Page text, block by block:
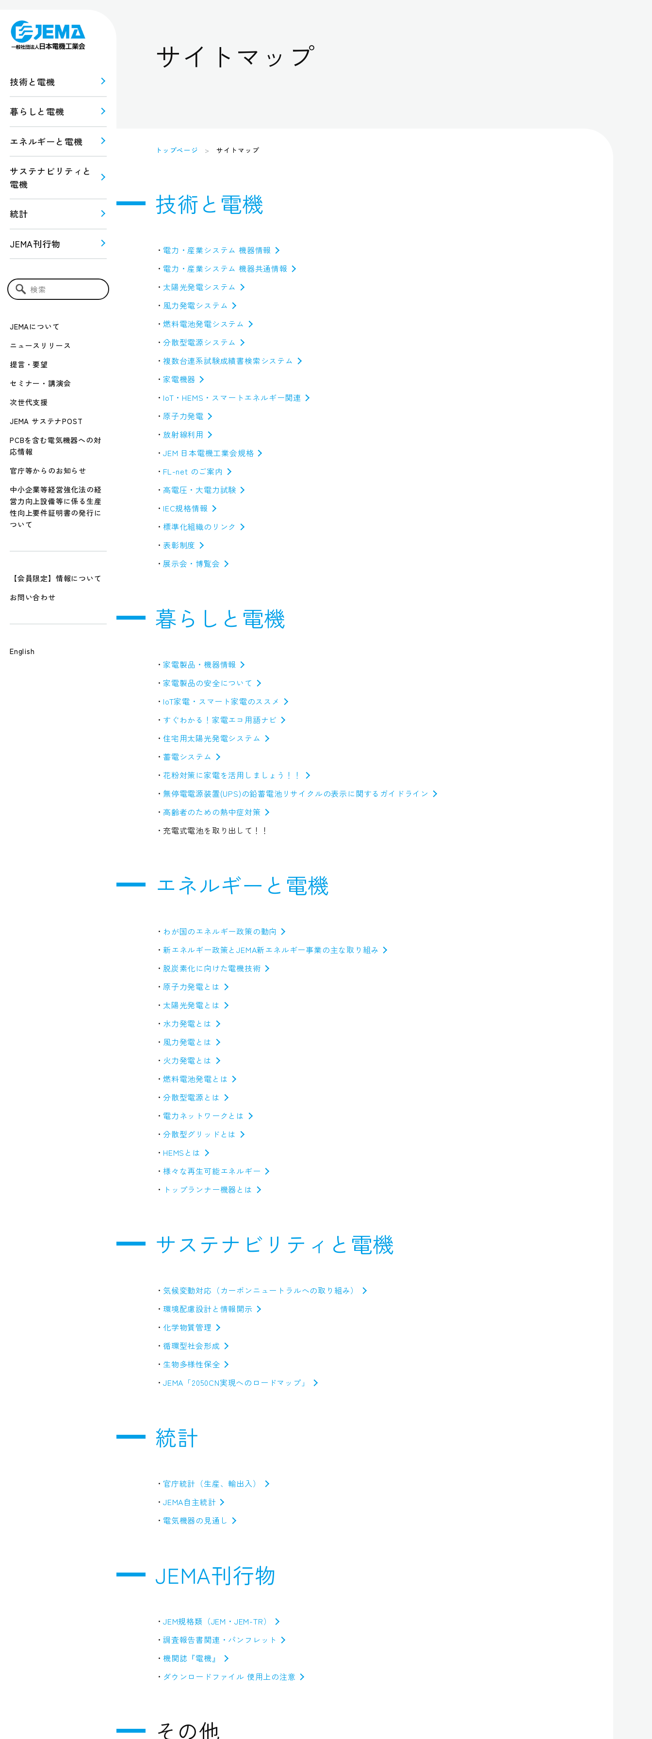
技術と電機
暮らしと電機
エネルギーと電機
サステナビリティと
電機
統計
JEMA刊行物
検索キーワード入力
JEMAについて
ニュースリリース
提言・要望
セミナー・講演会
次世代支援
JEMA サステナPOST
PCBを含む電気機器への対
応情報
官庁等からのお知らせ
中小企業等経営強化法の経
営力向上設備等に係る生産
性向上要件証明書の発行に
ついて
【会員限定】情報について
お問い合わせ
English
連
！
ギー
サイトマップ
トップページ サイトマップ
技術と電機
電力・産業システム 機器情報
電力・産業システム 機器共通情報
太陽光発電システム
風力発電システム
燃料電池発電システム
分散型電源システム
複数台連系試験成績書検索システム
家電機器
IoT・HEMS・スマートエネルギー関連
原子力発電
放射線利用
JEM 日本電機工業会規格
FL-net のご案内
高電圧・大電力試験
IEC規格情報
標準化組織のリンク
表彰制度
展示会・博覧会
暮らしと電機
家電製品・機器情報
家電製品の安全について
IoT家電・スマート家電のススメ
すぐわかる！家電エコ用語ナビ
住宅用太陽光発電システム
蓄電システム
花粉対策に家電を活用しましょう！！
無停電電源装置(UPS)の鉛蓄電池リサイクルの表示に関するガイドライン
高齢者のための熱中症対策
充電式電池を取り出して！！
エネルギーと電機
わが国のエネルギー政策の動向
新エネルギー政策とJEMA新エネルギー事業の主な取り組み
脱炭素化に向けた電機技術
原子力発電とは
太陽光発電とは
水力発電とは
風力発電とは
火力発電とは
燃料電池発電とは
分散型電源とは
電力ネットワークとは
分散型グリッドとは
HEMSとは
様々な再生可能エネルギー
トップランナー機器とは
サステナビリティと電機
気候変動対応（カーボンニュートラルへの取り組み）
環境配慮設計と情報開示
化学物質管理
循環型社会形成
生物多様性保全
JEMA「2050CN実現へのロードマップ」
統計
官庁統計（生産、輸出入）
JEMA自主統計
電気機器の見通し
JEMA刊行物
JEM規格類（JEM・JEM-TR）
調査報告書関連・パンフレット
機関誌『電機』
ダウンロードファイル 使用上の注意
その他